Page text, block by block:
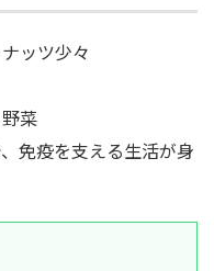
ッツ少々
菜
免疫を支える生活が身